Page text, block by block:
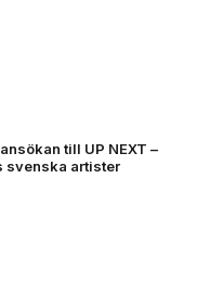
till UP NEXT –
svenska artister